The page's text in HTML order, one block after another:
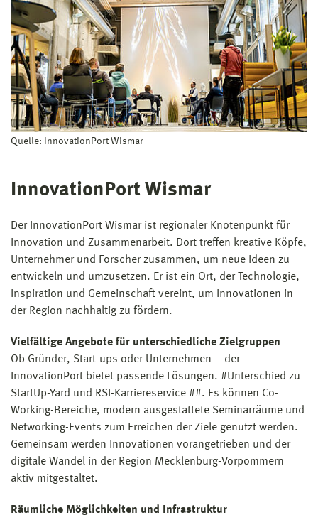
Quelle: InnovationPort Wismar
InnovationPort Wismar
Der InnovationPort Wismar ist regionaler Knotenpunkt für
Innovation und Zusammenarbeit. Dort treffen kreative Köpfe,
Unternehmer und Forscher zusammen, um neue Ideen zu
entwickeln und umzusetzen. Er ist ein Ort, der Technologie,
Inspiration und Gemeinschaft vereint, um Innovationen in
der Region nachhaltig zu fördern.
Vielfältige Angebote für unterschiedliche Zielgruppen
Ob Gründer, Start-ups oder Unternehmen – der
InnovationPort bietet passende Lösungen. #Unterschied zu
StartUp-Yard und RSI-Karriereservice ##. Es können Co-
Working-Bereiche, modern ausgestattete Seminarräume und
Networking-Events zum Erreichen der Ziele genutzt werden.
Gemeinsam werden Innovationen vorangetrieben und der
digitale Wandel in der Region Mecklenburg-Vorpommern
aktiv mitgestaltet.
Räumliche Möglichkeiten und Infrastruktur